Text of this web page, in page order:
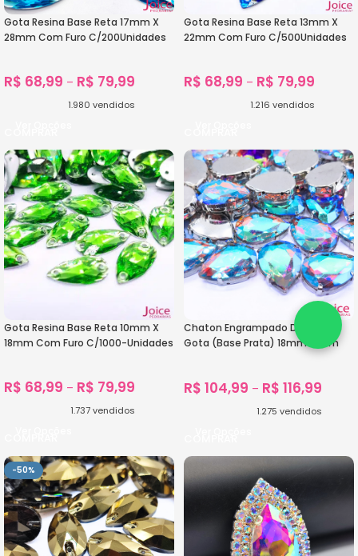
Gota Resina Base Reta 17mm X
28mm Com Furo C/200Unidades
R$ 68,99 – R$ 79,99
1.980 vendidos
Gota Resina Base Reta 13mm X
22mm Com Furo C/500Unidades
R$ 68,99 – R$ 79,99
1.216 vendidos
Gota Resina Base Reta 10mm X
18mm Com Furo C/1000-Unidades
R$ 68,99 – R$ 79,99
1.737vendidos
Chaton Engrampado De Vidro
Gota (Base Prata) 18mm x 25m
R$ 104,99 – R$ 116,99
1.275 vendidos
-50%